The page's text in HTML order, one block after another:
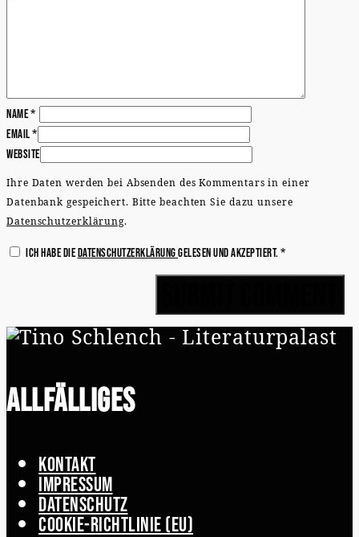
Name*
Email*
Website
Ihre Daten werden bei Absenden des Kommentars in einer
Datenbank gespeichert. Bitte beachten Sie dazu unsere
Datenschutzerklärung.
Ich habe dieDatenschutzerklärunggelesen und akzeptiert.*
Allfälliges
Kontakt
Impressum
Datenschutz
Cookie-Richtlinie (EU)